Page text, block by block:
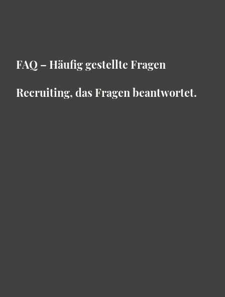
FAQ – Häufig gestellte Fragen
Recruiting, das Fragen beantwortet.